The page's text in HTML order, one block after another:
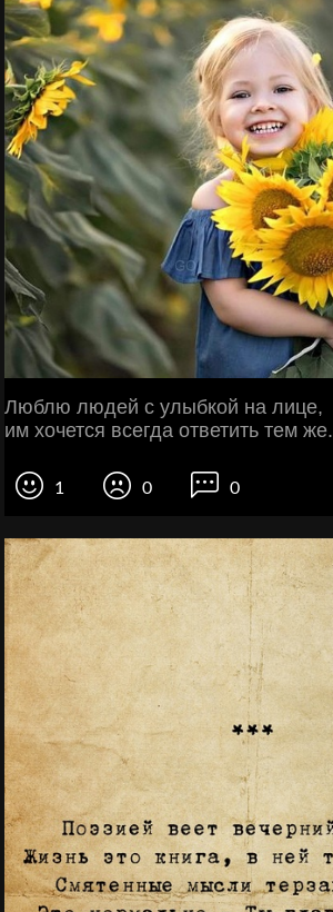
Люблю людей с улыбкой на лице,
им хочется всегда ответить тем же.
1 0 0